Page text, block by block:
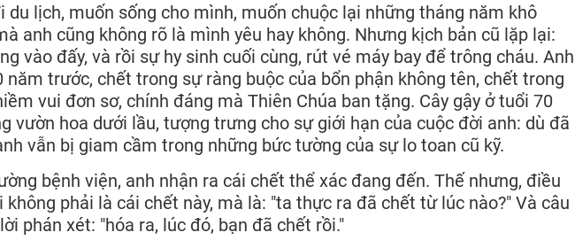
du lịch, muốn sống cho mình, muốn chuộc lại những tháng năm khô
anh cũng không rõ là mình yêu hay không. Nhưng kịch bản cũ lặp lại:
vào đấy, và rồi sự hy sinh cuối cùng, rút vé máy bay để trông cháu. Anh
năm trước, chết trong sự ràng buộc của bổn phận không tên, chết trong
vui đơn sơ, chính đáng mà Thiên Chúa ban tặng. Cây gậy ở tuổi 70
vườn hoa dưới lầu, tượng trưng cho sự giới hạn của cuộc đời anh: dù đã
vẫn bị giam cầm trong những bức tường của sự lo toan cũ kỹ.
bệnh viện, anh nhận ra cái chết thể xác đang đến. Thế nhưng, điều
phải là cái chết này, mà là: "ta thực ra đã chết từ lúc nào?" Và câu
phán xét: "hóa ra, lúc đó, bạn đã chết rồi."